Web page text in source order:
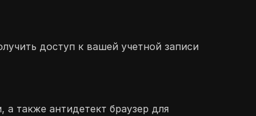
доступ к вашей учетной записи
также антидетект браузер для